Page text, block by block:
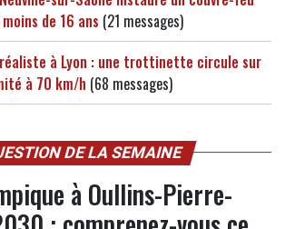
de 16 ans (21 messages)
à Lyon : une trottinette circule sur
à 70 km/h (68 messages)
DE LA SEMAINE
à Oullins-Pierre-